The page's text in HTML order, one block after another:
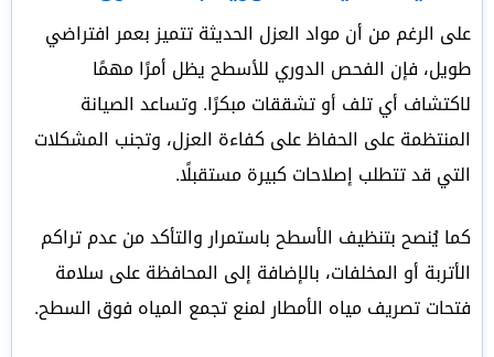
على الرغم من أن مواد العزل الحديثة تتميز بعمر افتراضي
طويل، فإن الفحص الدوري للأسطح يظل أمرًا مهمًا
لاكتشاف أي تلف أو تشققات مبكرًا. وتساعد الصيانة
المنتظمة على الحفاظ على كفاءة العزل، وتجنب المشكلات
التي قد تتطلب إصلاحات كبيرة مستقبلًا.
كما يُنصح بتنظيف الأسطح باستمرار والتأكد من عدم تراكم
الأتربة أو المخلفات، بالإضافة إلى المحافظة على سلامة
فتحات تصريف مياه الأمطار لمنع تجمع المياه فوق السطح.